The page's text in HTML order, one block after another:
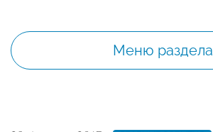
Меню раздела